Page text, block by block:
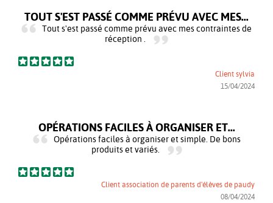
TOUT S'EST PASSÉ COMME PRÉVU AVEC MES...
Tout s'est passé comme prévu avec mes contraintes de
réception .
Client sylvia
15/04/2024
OPÉRATIONS FACILES À ORGANISER ET...
Opérations faciles à organiser et simple. De bons
produits et variés.
Client association de parents d'élèves de paudy
08/04/2024